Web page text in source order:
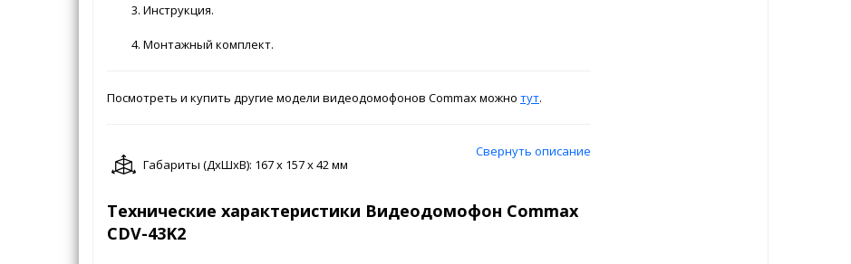
Инструкция.
Монтажный комплект.
Посмотреть и купить другие модели видеодомофонов Commax можно тут.
Свернуть описание
Габариты (ДxШxВ): 167 x 157 x 42 мм
Технические характеристики Видеодомофон Commax
CDV-43K2